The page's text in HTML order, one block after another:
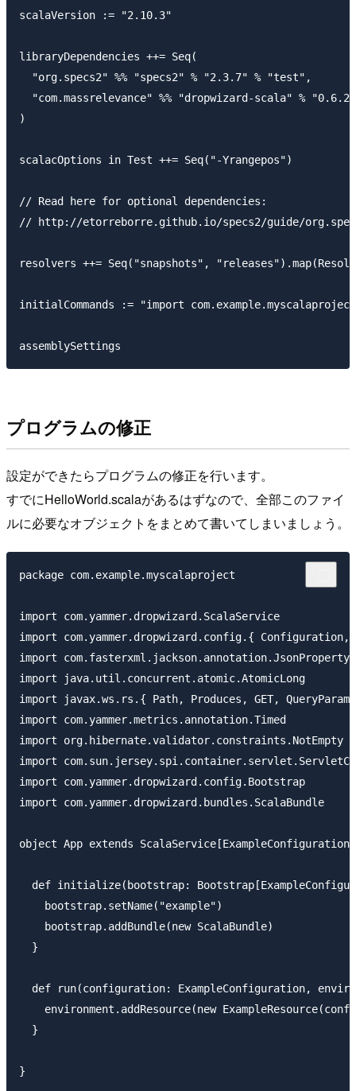
scalaVersion := "2.10.3"
libraryDependencies ++= Seq(
  "org.specs2" %% "specs2" % "2.3.7" % "test",
"com.massrelevance" %% "dropwizard-scala" %
)
scalacOptions in Test ++= Seq("-Yrangepos")
// Read here for optional dependencies:
// http://etorreborre.github.io/specs2/guide/
resolvers ++= Seq("snapshots",
initialCommands := "import
プログラムの修正
設定ができたらプログラムの修正を行います。
すでにHelloWorld.scalaがあるはずなので、全部このファイ
ルに必要なオブジェクトをまとめて書いてしまいましょう。
package com.example.myscalaproject
import com.yammer.dropwizard.ScalaService
import com.yammer.dropwizard.config.{ Configuration,
import com.fasterxml.jackson.annotation.JsonProperty
import java.util.concurrent.atomic.AtomicLong
import javax.ws.rs.{ Path, Produces, GET, QueryParam
import com.yammer.metrics.annotation.Timed
import org.hibernate.validator.constraints.NotEmpty
import
import com.yammer.dropwizard.config.Bootstrap
import com.yammer.dropwizard.bundles.ScalaBundle
object App extends
def initialize(bootstrap:
    bootstrap.setName("example")
    bootstrap.addBundle(new ScalaBundle)
  }
def run(configuration: ExampleConfiguration,
environment.addResource(new
  }
}